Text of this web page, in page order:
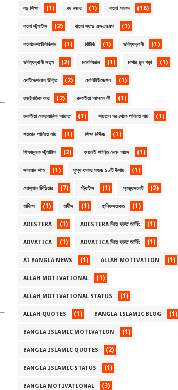
বড় শিক্ষা (1) বদ নজর (1) বাংলা সংবাদ (16)
বাংলা স্ট্যাটাস (2) বাংলা স্যাড এসএমএস (1)
বাংলাদেশটেলিভিশন (1) বিটিভি (1) ভবিষ্যদ্বাণী (1)
ভবিষ্যদ্বাণী সত্য (2) মনোবিজ্ঞান (1) মাথার চুল পড়া (1)
মোটিভেশনাল উক্তি (2) মোনিটাইজেশন (1)
রাজনৈতিক খবর (2) রুকাইয়া আসলে কী (1)
রুকাইয়া কোরআনিক আয়াত (1) শয়তান ঘর থেকে পালিয়ে যায় (1)
শয়তান পালিয়ে যায় (1) শিক্ষা নিউজ (1)
শিক্ষামূলক স্ট্যাটাস (2) শুনলেই শান্তি নেমে আসে (1)
সালমান শাহ (1) সুস্থ থাকার সহজ ১০টি উপায় (1)
সোশ্যাল মিডিয়ার (7) স্ট্যাটাস (1) স্বাস্থ্যসংকট (2)
হাদিসে (1) হাদীস (1) হানিফসংকেত (1)
ADESTERA (1) ADESTERA দিয়ে দ্রুত আর্নিং (1)
ADVATICA (1) ADVATICA দিয়ে দ্রুত আর্নিং (1)
AI BANGLA NEWS (1) ALLAH MOTIVATION (1)
ALLAH MOTIVATIONAL (1)
ALLAH MOTIVATIONAL STATUS (1)
ALLAH QUOTES (1) BANGLA ISLAMIC BLOG (1)
BANGLA ISLAMIC MOTIVATION (1)
BANGLA ISLAMIC QUOTES (2)
BANGLA ISLAMIC STATUS (1)
BANGLA MOTIVATIONAL (3)